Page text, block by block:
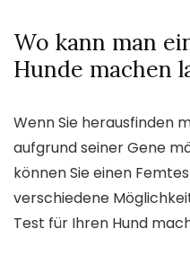
Wo kann man
Hunde machen
Wenn Sie herausfinden
aufgrund seiner Gene
können Sie einen
verschiedene
Test für Ihren Hund